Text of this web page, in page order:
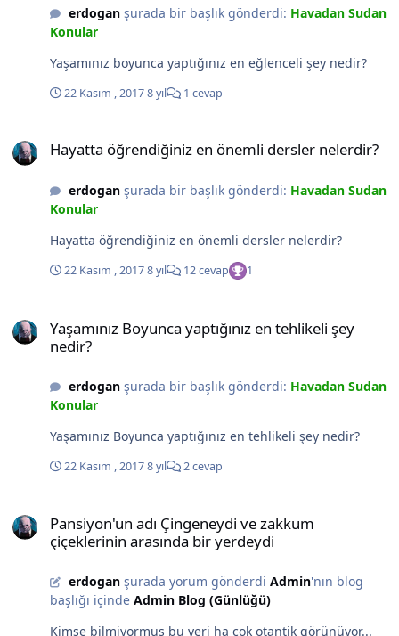
erdoganşurada bir başlık gönderdi: Havadan Sudan
Konular
Yaşamınız boyunca yaptığınız en eğlenceli şey nedir?
22 Kasım , 20178 yıl 1 cevap
Hayatta öğrendiğiniz en önemli dersler nelerdir?
erdoganşurada bir başlık gönderdi: Havadan Sudan
Konular
Hayatta öğrendiğiniz en önemli dersler nelerdir?
22 Kasım , 20178 yıl 12 cevap 1
Yaşamınız Boyunca yaptığınız en tehlikeli şey
nedir?
erdoganşurada bir başlık gönderdi: Havadan Sudan
Konular
Yaşamınız Boyunca yaptığınız en tehlikeli şey nedir?
22 Kasım , 20178 yıl 2 cevap
Pansiyon'un adı Çingeneydi ve zakkum
çiçeklerinin arasında bir yerdeydi
erdoganşurada yorum gönderdi Admin'nın blog
başlığı içinde Admin Blog (Günlüğü)
Kimse bilmiyormuş bu yeri ha çok otantik görünüyor...